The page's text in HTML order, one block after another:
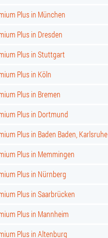
Plus in München
Plus in Dresden
Plus in Stuttgart
Plus in Köln
Plus in Bremen
Plus in Dortmund
Plus in Baden Baden, Karlsruhe
Plus in Memmingen
Plus in Nürnberg
Plus in Saarbrücken
Plus in Mannheim
Plus in Altenburg